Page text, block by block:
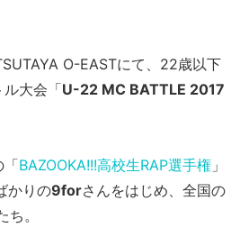
O-EASTにて、22歳以下
大会「U-22 MC BATTLE 2017
「BAZOOKA!!!高校生RAP選手権 」
かりの9forさんをはじめ、全国の
。